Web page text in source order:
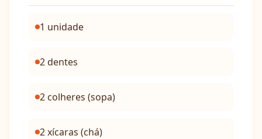
1 unidade
2 dentes
2 colheres (sopa)
2 xícaras (chá)